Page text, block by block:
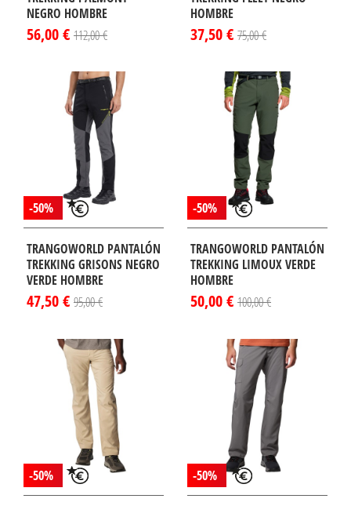
NEGRO HOMBRE
56,00 € 112,00 €
HOMBRE
37,50 € 75,00 €
-50%
TRANGOWORLD PANTALÓN
TREKKING GRISONS NEGRO
VERDE HOMBRE
47,50 € 95,00 €
-50%
TRANGOWORLD PANTALÓN
TREKKING LIMOUX VERDE
HOMBRE
50,00 € 100,00 €
-50% -50%